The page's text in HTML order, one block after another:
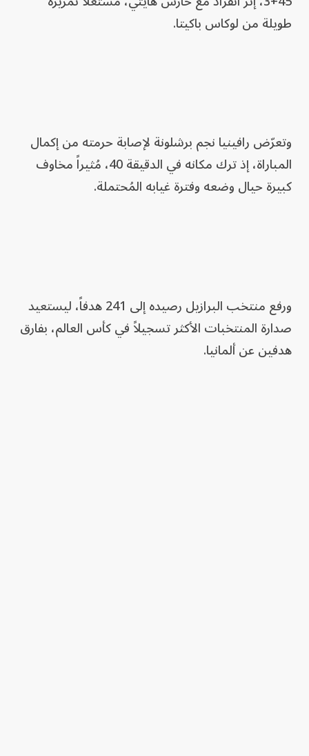
طويلة من لوكاس باكيتا.
وتعرّض رافينيا نجم برشلونة لإصابة حرمته من إكمال
المباراة، إذ ترك مكانه في الدقيقة 40، مُثيراً مخاوف
كبيرة حيال وضعه وفترة غيابه المُحتملة.
ورفع منتخب البرازيل رصيده إلى 241 هدفاً، ليستعيد
صدارة المنتخبات الأكثر تسجيلاً في كأس العالم، بفارق
هدفين عن ألمانيا.